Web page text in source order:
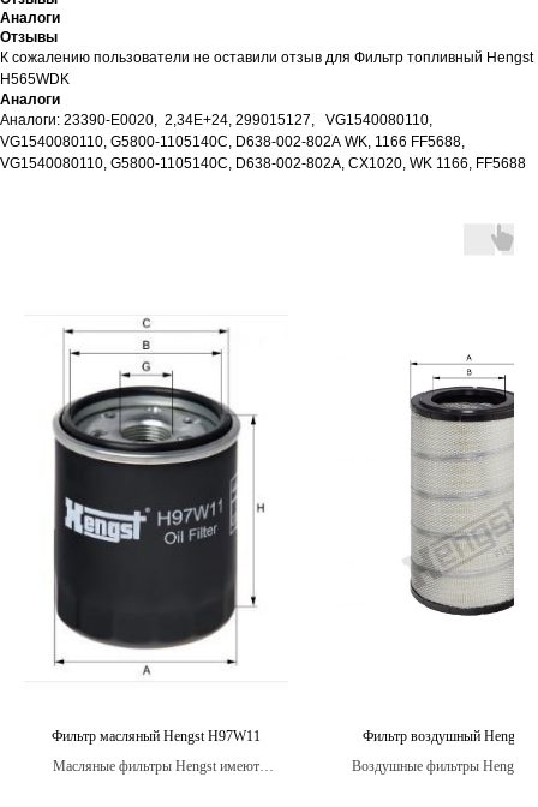
Аналоги
Отзывы
К сожалению пользователи не оставили отзыв для Фильтр топливный Hengst
H565WDK
Аналоги
Аналоги: 23390-E0020, 2,34E+24, 299015127, VG1540080110,
VG1540080110, G5800-1105140C, D638-002-802A WK, 1166 FF5688,
VG1540080110, G5800-1105140C, D638-002-802A, CX1020, WK 1166, FF5688
Фильтр масляный Hengst H97W11
Масляные фильтры Hengst имеют
Фильтр воздушный Hengst
Воздушные фильтры Hengst